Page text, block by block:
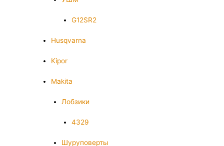
G12SR2
Husqvarna
Kipor
Makita
Лобзики
4329
Шуруповерты